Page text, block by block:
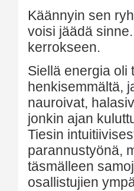
Käännyin sen
voisi jäädä
kerrokseen.
Siellä energia oli
henkisemmältä,
nauroivat,
jonkin ajan
Tiesin
parannustyönä,
täsmälleen
osallistujien